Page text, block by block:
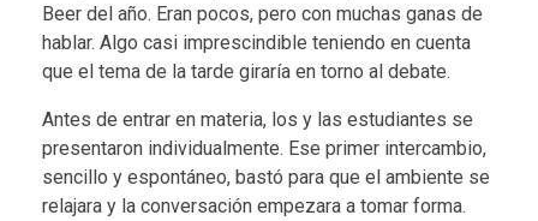
Beer del año. Eran pocos, pero con muchas ganas de
hablar. Algo casi imprescindible teniendo en cuenta
que el tema de la tarde giraría en torno al debate.
Antes de entrar en materia, los y las estudiantes se
presentaron individualmente. Ese primer intercambio,
sencillo y espontáneo, bastó para que el ambiente se
relajara y la conversación empezara a tomar forma.